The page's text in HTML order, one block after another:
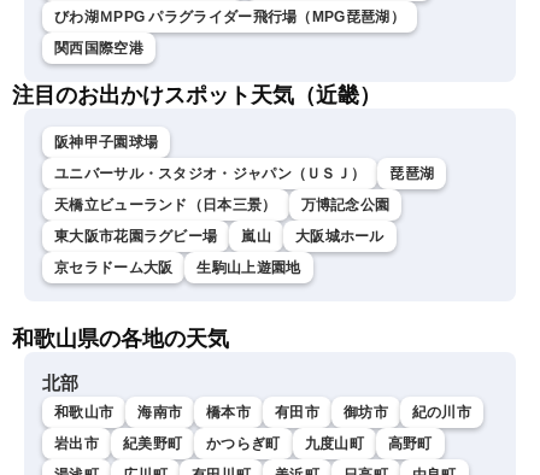
びわ湖ＭPPG パラグライダー飛行場（MPG琵琶湖）
関西国際空港
注目のお出かけスポット天気（近畿）
阪神甲子園球場
ユニバーサル・スタジオ・ジャパン（ＵＳＪ）
琵琶湖
天橋立ビューランド（日本三景）
万博記念公園
東大阪市花園ラグビー場
嵐山
大阪城ホール
京セラドーム大阪
生駒山上遊園地
和歌山県の各地の天気
北部
和歌山市 海南市 橋本市 有田市 御坊市
紀の川市
岩出市
紀美野町 かつらぎ町 九度山町
高野町